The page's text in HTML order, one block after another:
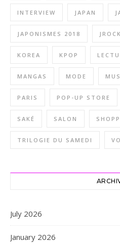
INTERVIEW JAPAN
JAPONISMES 2018 JROCK
KOREA KPOP
MANGAS MODE
PARIS POP-UP STORE
SAKÉ SALON
TRILOGIE DU SAMEDI
July 2026
January 2026